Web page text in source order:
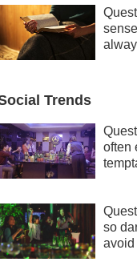
and
Trends
often
how
stand
so
avoid